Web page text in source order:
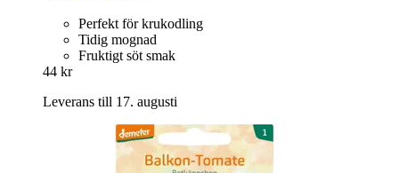
Perfekt för krukodling
Tidig mognad
Fruktigt söt smak
44 kr
Leverans till 17. augusti